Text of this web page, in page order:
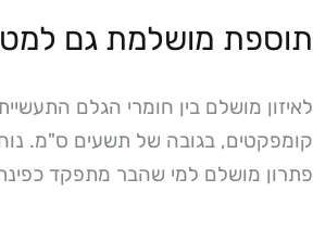
תוספת מושלמת גם
לאיזון מושלם בין חומרי הגלם
קומפקטים, בגובה של תשעים ס"מ.
פתרון מושלם למי שהבר מתפקד